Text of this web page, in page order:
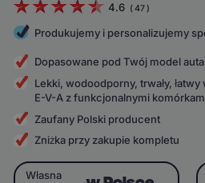
4.6 ( 47)
Produkujemy i personalizujemy
Dopasowane pod Twój model auta
Lekki, wodoodporny, trwały,
E-V-A z funkcjonalnymi
Zaufany Polski producent
Zniżka przy zakupie kompletu
Własna